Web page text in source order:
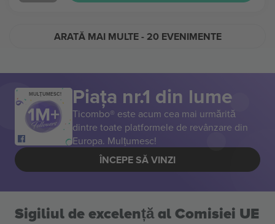
ARATĂ MAI MULTE- 20 EVENIMENTE
MULȚUMESC! Piața nr.1 din lume
Ticombo® este acum cea mai urmărită
dintre toate platformele de revânzare din
Europa. Mulțumesc!
ÎNCEPE SĂ VINZI
Sigiliul de excelență al Comisiei UE